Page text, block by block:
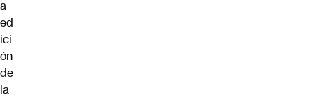
a
ed
ici
ón
de
la